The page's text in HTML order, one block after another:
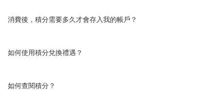
消費後，積分需要多久才會存入我的帳戶？
如何使用積分兌換禮遇？
如何查閱積分？